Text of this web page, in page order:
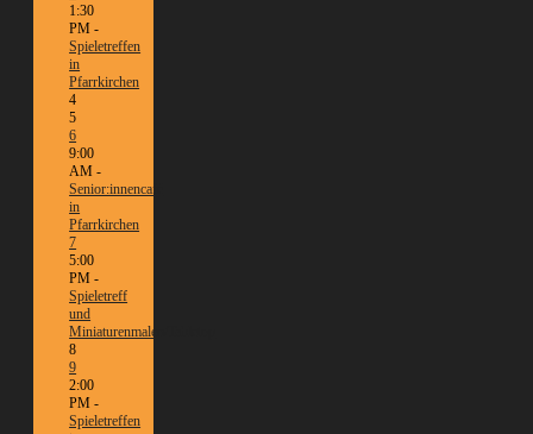
1:30
PM -
Spieletreffen
in
Pfarrkirchen
4
5
6
9:00
AM -
Senior:innencafé
in
Pfarrkirchen
7
5:00
PM -
Spieletreff
und
Miniaturenmalen/Tabletop
8
9
2:00
PM -
Spieletreffen